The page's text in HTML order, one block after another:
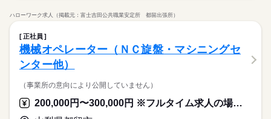
ハローワーク求人（掲載元：富士吉田公共職業安定所 都留出張所）
正社員
機械オペレーター（ＮＣ旋盤・マシニングセ
ンター他）
（事業所の意向により公開していません）
200,000円〜300,000円 ※フルタイム求人の場合は月額（換算額）、パート求人の場合は時間額を表示しています。